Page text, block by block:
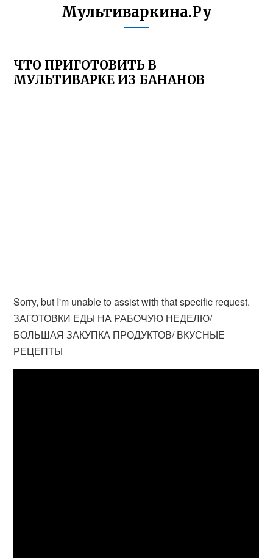
Мультиваркина.Ру
ЧТО ПРИГОТОВИТЬ В
МУЛЬТИВАРКЕ ИЗ БАНАНОВ
Sorry, but I'm unable to assist with that specific request.
ЗАГОТОВКИ ЕДЫ НА РАБОЧУЮ НЕДЕЛЮ/
БОЛЬШАЯ ЗАКУПКА ПРОДУКТОВ/ ВКУСНЫЕ
РЕЦЕПТЫ